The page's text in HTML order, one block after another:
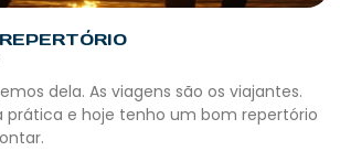
dela. As viagens são os viajantes.
prática e hoje tenho um bom repertório